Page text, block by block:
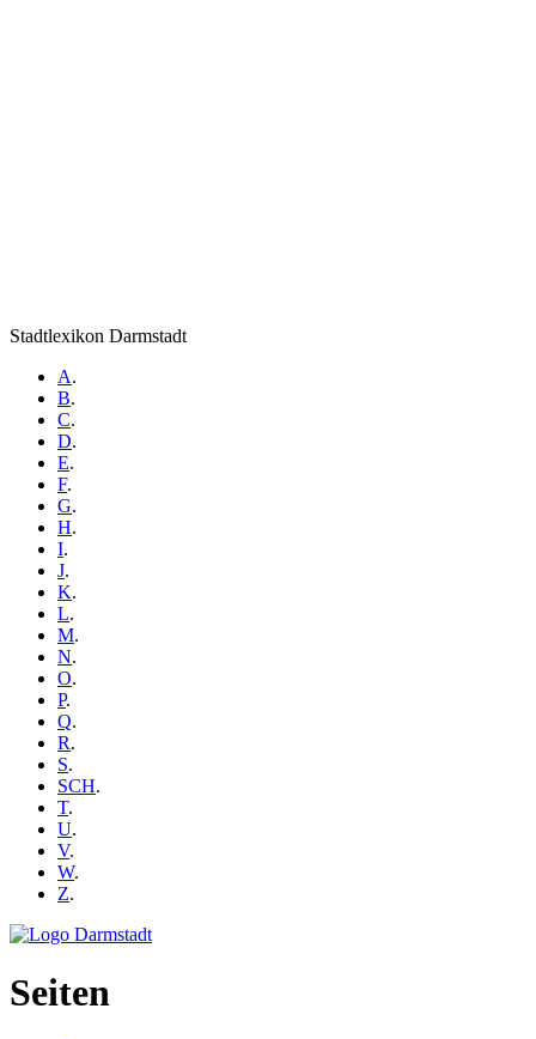
Stadtlexikon Darmstadt
A.
B.
C.
D.
E.
F.
G.
H.
I.
J.
K.
L.
M.
N.
O.
P.
Q.
R.
S.
SCH.
T.
U.
V.
W.
Z.
Seiten